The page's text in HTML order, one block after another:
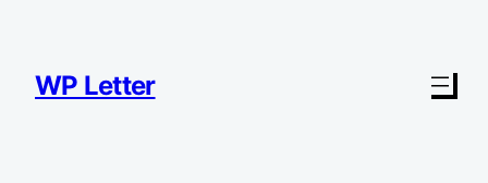
springen
WP Letter